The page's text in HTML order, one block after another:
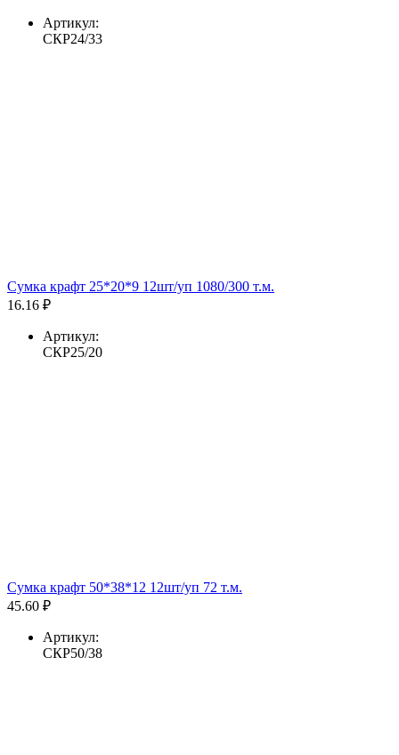
Артикул:
СКР24/33
Сумка крафт 25*20*9 12шт/уп 1080/300 т.м.
16.16 ₽
Артикул:
СКР25/20
Сумка крафт 50*38*12 12шт/уп 72 т.м.
45.60 ₽
Артикул:
СКР50/38